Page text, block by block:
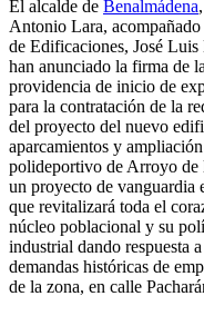
El alcalde de Benalmádena
Antonio Lara,
de Edificaciones, José
han anunciado la firma de la
providencia de inicio de
para la contratación de la
del proyecto del nuevo
aparcamientos y
polideportivo de Arroyo de
un proyecto de vanguardia
que revitalizará toda el
núcleo poblacional y su
industrial dando respuesta a
demandas históricas de
de la zona, en calle